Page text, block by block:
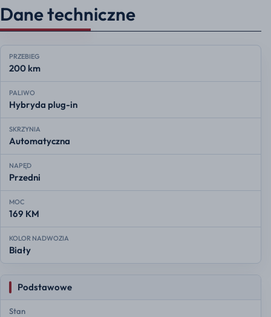
Dane techniczne
PRZEBIEG
200 km
PALIWO
Hybryda plug-in
SKRZYNIA
Automatyczna
NAPĘD
Przedni
MOC
169 KM
KOLOR NADWOZIA
Biały
Podstawowe
Stan